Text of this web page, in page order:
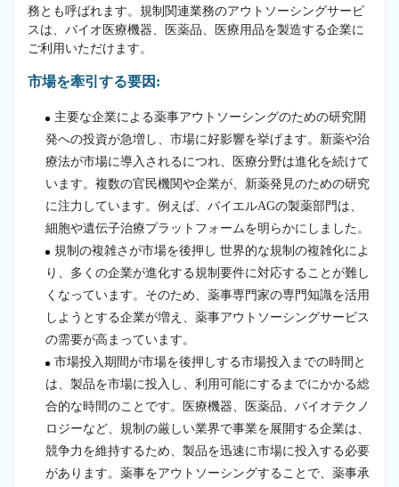
務とも呼ばれます。規制関連業務のアウトソーシングサービ
スは、バイオ医療機器、医薬品、医療用品を製造する企業に
ご利用いただけます。
市場を牽引する要因:
主要な企業による薬事アウトソーシングのための研究開
発への投資が急増し、市場に好影響を挙げます。新薬や治
療法が市場に導入されるにつれ、医療分野は進化を続けて
います。複数の官民機関や企業が、新薬発見のための研究
に注力しています。例えば、バイエルAGの製薬部門は、
細胞や遺伝子治療プラットフォームを明らかにしました。
規制の複雑さが市場を後押し 世界的な規制の複雑化によ
り、多くの企業が進化する規制要件に対応することが難し
くなっています。そのため、薬事専門家の専門知識を活用
しようとする企業が増え、薬事アウトソーシングサービス
の需要が高まっています。
市場投入期間が市場を後押しする市場投入までの時間と
は、製品を市場に投入し、利用可能にするまでにかかる総
合的な時間のことです。医療機器、医薬品、バイオテクノ
ロジーなど、規制の厳しい業界で事業を展開する企業は、
競争力を維持するため、製品を迅速に市場に投入する必要
があります。薬事をアウトソーシングすることで、薬事承